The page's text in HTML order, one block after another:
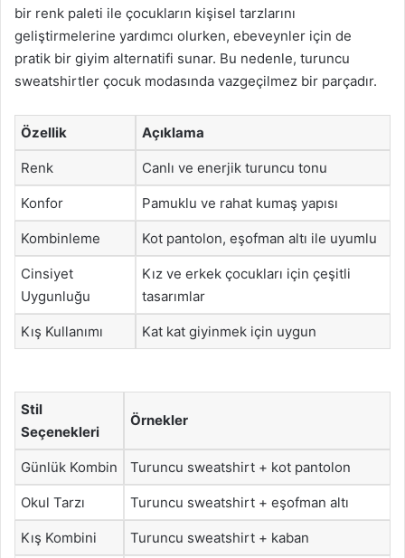
bir renk paleti ile çocukların kişisel tarzlarını
geliştirmelerine yardımcı olurken, ebeveynler için de
pratik bir giyim alternatifi sunar. Bu nedenle, turuncu
sweatshirtler çocuk modasında vazgeçilmez bir parçadır.
Özellik Açıklama
Renk Canlı ve enerjik turuncu tonu
Konfor Pamuklu ve rahat kumaş yapısı
Kombinleme Kot pantolon, eşofman altı ile uyumlu
Cinsiyet
Uygunluğu
Kız ve erkek çocukları için çeşitli
tasarımlar
Kış Kullanımı Kat kat giyinmek için uygun
Stil
Seçenekleri
Örnekler
Günlük Kombin Turuncu sweatshirt + kot pantolon
Okul Tarzı Turuncu sweatshirt + eşofman altı
Kış Kombini Turuncu sweatshirt + kaban